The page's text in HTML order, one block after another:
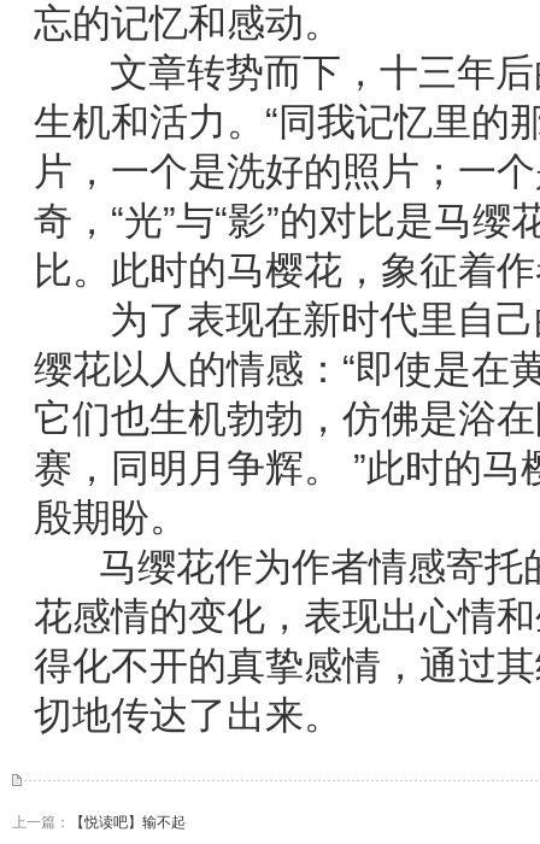
忘的记忆和感动。
文章转势而下，十三年后
生机和活力。“同我记忆里的
片，一个是洗好的照片；一
奇，“光”与“影”的对比是马
比。此时的马樱花，象征着
为了表现在新时代里自己
缨花以人的情感：“即使是在
它们也生机勃勃，仿佛是浴
赛，同明月争辉。 ”此时的
殷期盼。
马缨花作为作者情感寄托
花感情的变化，表现出心情
得化不开的真挚感情，通过
切地传达了出来。
上一篇： 【悦读吧】输不起